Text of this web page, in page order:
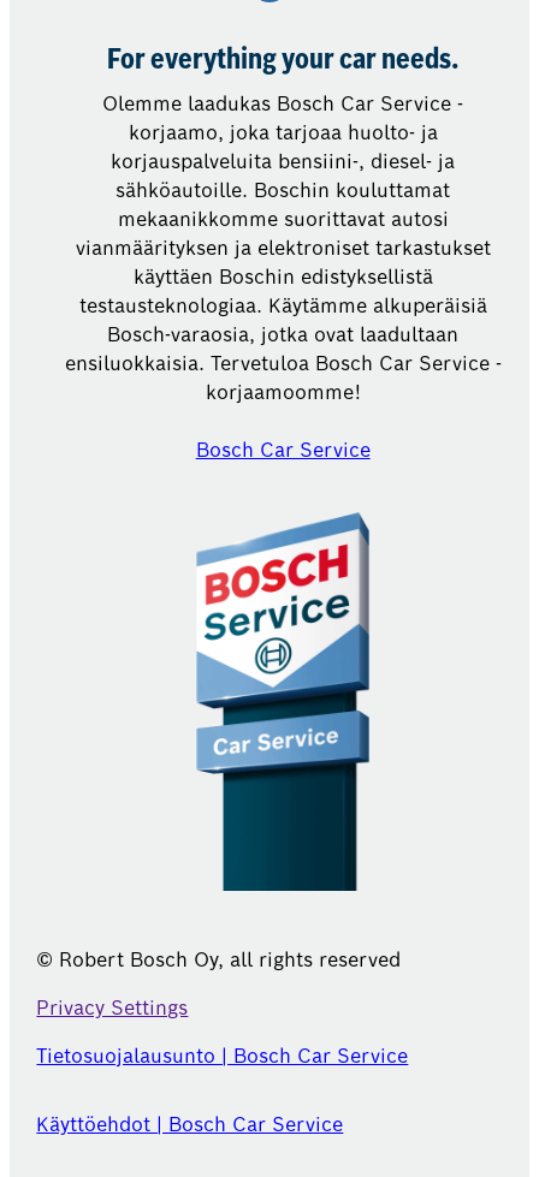
For everything your car needs.
Olemme laadukas Bosch Car Service -
korjaamo, joka tarjoaa huolto- ja
korjauspalveluita bensiini-, diesel- ja
sähköautoille. Boschin kouluttamat
mekaanikkomme suorittavat autosi
vianmäärityksen ja elektroniset tarkastukset
käyttäen Boschin edistyksellistä
testausteknologiaa. Käytämme alkuperäisiä
Bosch-varaosia, jotka ovat laadultaan
ensiluokkaisia. Tervetuloa Bosch Car Service -
korjaamoomme!
Bosch Car Service
© Robert Bosch Oy, all rights reserved
Privacy Settings
Tietosuojalausunto | Bosch Car Service
Käyttöehdot | Bosch Car Service